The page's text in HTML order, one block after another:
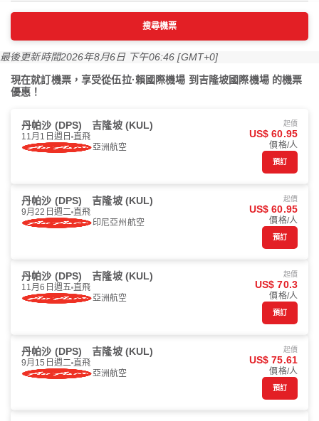
搜尋機票
最後更新時間2026年8月6日 下午06:46 [GMT+0]
現在就訂機票，享受從伍拉·賴國際機場 到吉隆坡國際機場 的機票
優惠！
丹帕沙 (DPS) 吉隆坡 (KUL)
11月1日週日 直飛
亞洲航空
起價
US$ 60.95
價格/人
預訂
丹帕沙 (DPS) 吉隆坡 (KUL)
9月22日週二 直飛
印尼亞州航空
起價
US$ 60.95
價格/人
預訂
丹帕沙 (DPS) 吉隆坡 (KUL)
11月6日週五 直飛
亞洲航空
起價
US$ 70.3
價格/人
預訂
丹帕沙 (DPS) 吉隆坡 (KUL)
9月15日週二 直飛
亞洲航空
起價
US$ 75.61
價格/人
預訂